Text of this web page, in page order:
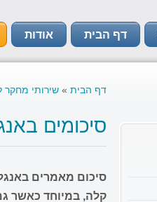
דף הבית אודות
דף הבית » שירותי מחקר
סיכומים
סיכום מאמרים
קלה, במיוחד כאשר